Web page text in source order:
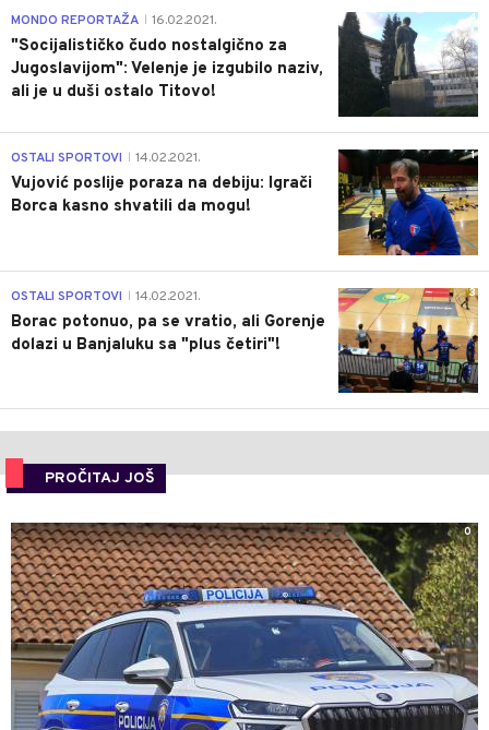
4
MONDO REPORTAŽA 16.02.2021.
"Socijalističko čudo nostalgično za
Jugoslavijom": Velenje je izgubilo naziv,
ali je u duši ostalo Titovo!
1
OSTALI SPORTOVI 14.02.2021.
Vujović poslije poraza na debiju: Igrači
Borca kasno shvatili da mogu!
3
OSTALI SPORTOVI 14.02.2021.
Borac potonuo, pa se vratio, ali Gorenje
dolazi u Banjaluku sa "plus četiri"!
PROČITAJ JOŠ
0